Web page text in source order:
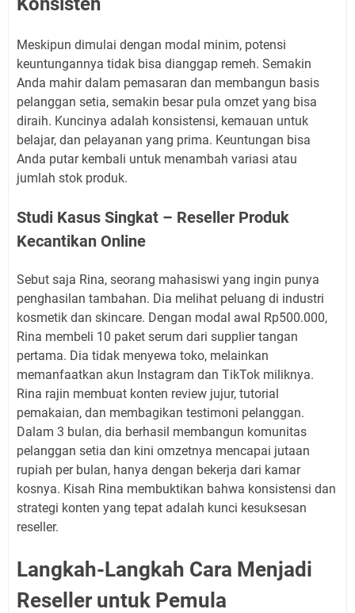
Meskipun dimulai dengan modal minim, potensi
keuntungannya tidak bisa dianggap remeh. Semakin
Anda mahir dalam pemasaran dan membangun basis
pelanggan setia, semakin besar pula omzet yang bisa
diraih. Kuncinya adalah konsistensi, kemauan untuk
belajar, dan pelayanan yang prima. Keuntungan bisa
Anda putar kembali untuk menambah variasi atau
jumlah stok produk.
Studi Kasus Singkat – Reseller Produk
Kecantikan Online
Sebut saja Rina, seorang mahasiswi yang ingin punya
penghasilan tambahan. Dia melihat peluang di industri
kosmetik dan skincare. Dengan modal awal Rp500.000,
Rina membeli 10 paket serum dari supplier tangan
pertama. Dia tidak menyewa toko, melainkan
memanfaatkan akun Instagram dan TikTok miliknya.
Rina rajin membuat konten review jujur, tutorial
pemakaian, dan membagikan testimoni pelanggan.
Dalam 3 bulan, dia berhasil membangun komunitas
pelanggan setia dan kini omzetnya mencapai jutaan
rupiah per bulan, hanya dengan bekerja dari kamar
kosnya. Kisah Rina membuktikan bahwa konsistensi dan
strategi konten yang tepat adalah kunci kesuksesan
reseller.
Langkah-Langkah Cara Menjadi
Reseller untuk Pemula